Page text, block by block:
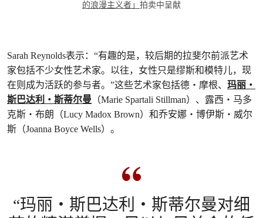
的浪漫主义者」 拍卖中呈献
Sarah Reynolds表示：“有趣的是，较后期的拉斐尔前派艺术
家包括不少女性艺术家。以往，女性只是缪斯和模特儿，现
在则成为活跃的参与者。”这些艺术家包括德‧摩根、 玛丽‧
斯巴达利‧斯蒂尔曼 （Marie Spartali Stillman）、露西‧马多
克斯‧布朗（Lucy Madox Brown）和乔安娜‧博伊斯‧威尔
斯（Joanna Boyce Wells）。
“玛丽‧斯巴达利‧斯蒂尔曼对细